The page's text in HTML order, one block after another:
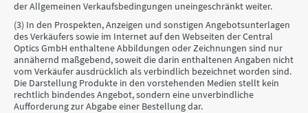
der Allgemeinen Verkaufsbedingungen uneingeschränkt weiter.
(3) In den Prospekten, Anzeigen und sonstigen Angebotsunterlagen
des Verkäufers sowie im Internet auf den Webseiten der Central
Optics GmbH enthaltene Abbildungen oder Zeichnungen sind nur
annähernd maßgebend, soweit die darin enthaltenen Angaben nicht
vom Verkäufer ausdrücklich als verbindlich bezeichnet worden sind.
Die Darstellung Produkte in den vorstehenden Medien stellt kein
rechtlich bindendes Angebot, sondern eine unverbindliche
Aufforderung zur Abgabe einer Bestellung dar.